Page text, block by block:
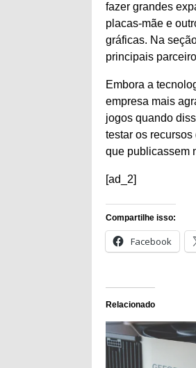
fazer grandes
placas-mãe e
gráficas. Na
principais
Embora a
empresa mais
jogos quando
testar os
que publicassem
[ad_2]
Compartilhe isso:
Facebook
Relacionado